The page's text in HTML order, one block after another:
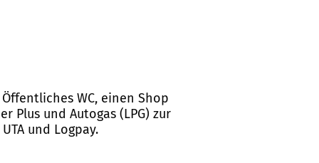
WC, einen Shop
Plus und Autogas (LPG) zur
und Logpay.